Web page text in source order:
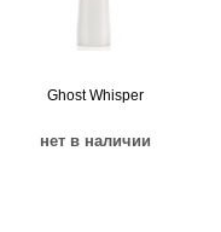
Ghost Whisper
нет в наличии